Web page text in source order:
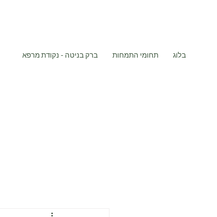
ברק בניטה - נקודת מרפא תחומי התמחות בלוג